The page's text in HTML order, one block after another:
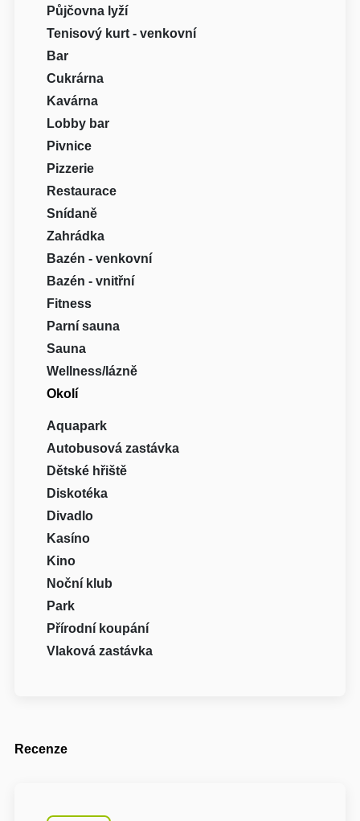
Půjčovna lyží
Tenisový kurt - venkovní
Bar
Cukrárna
Kavárna
Lobby bar
Pivnice
Pizzerie
Restaurace
Snídaně
Zahrádka
Bazén - venkovní
Bazén - vnitřní
Fitness
Parní sauna
Sauna
Wellness/lázně
Okolí
Aquapark
Autobusová zastávka
Dětské hřiště
Diskotéka
Divadlo
Kasíno
Kino
Noční klub
Park
Přírodní koupání
Vlaková zastávka
Recenze